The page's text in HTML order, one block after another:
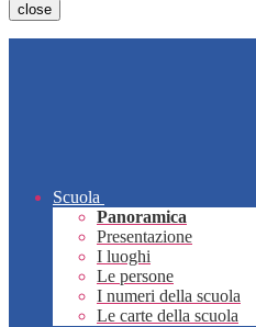
close
Scuola
Panoramica
Presentazione
I luoghi
Le persone
I numeri della scuola
Le carte della scuola